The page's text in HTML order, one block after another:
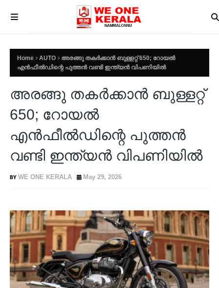
Home AUTO
അരങ്ങു തകർക്കാൻ ബുള്ളറ്റ് 650; റോയൽ
എൻഫീൽഡിന്റെ പുത്തൻ വണ്ടി ഇന്ത്യൻ വിപണിയിൽ
അരങ്ങു തകർക്കാൻ ബുള്ളറ്റ്
650; റോയൽ
എൻഫീൽഡിന്റെ പുത്തൻ
വണ്ടി ഇന്ത്യൻ വിപണിയിൽ
WE ONE KERALA May 29, 2026